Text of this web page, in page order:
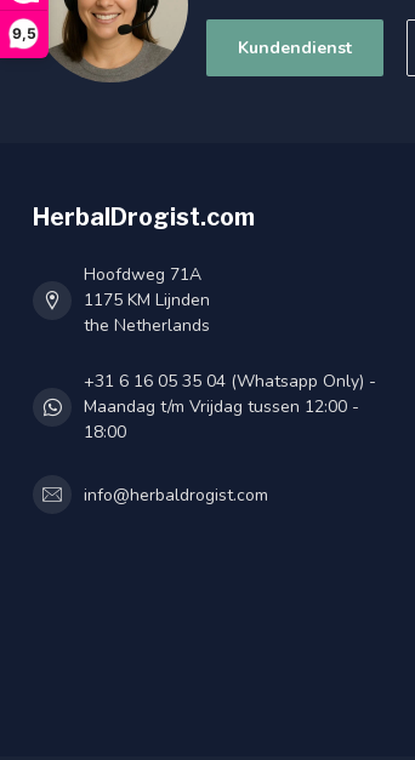
9,5
Kundendienst
HerbalDrogist.com
Hoofdweg 71A
1175 KM Lijnden
the Netherlands
+31 6 16 05 35 04 (Whatsapp Only) -
Maandag t/m Vrijdag tussen 12:00 -
18:00
info@herbaldrogist.com